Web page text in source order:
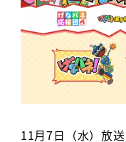
11月7日（水）放